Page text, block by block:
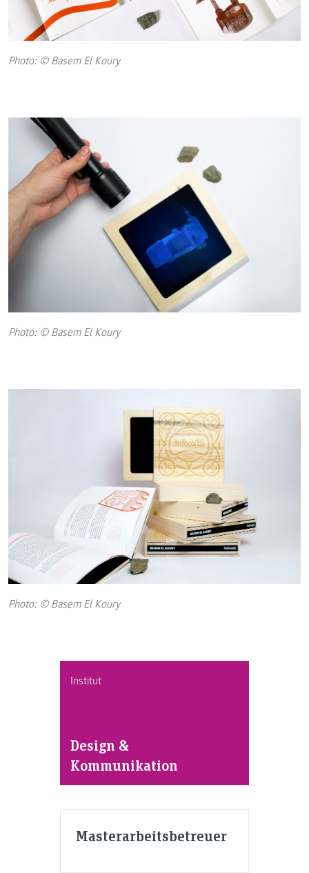
Institut
Design &
Kommunikation
Masterarbeitsbetreuer
Photo: © Basem El Koury
Photo: © Basem El Koury
Photo: © Basem El Koury